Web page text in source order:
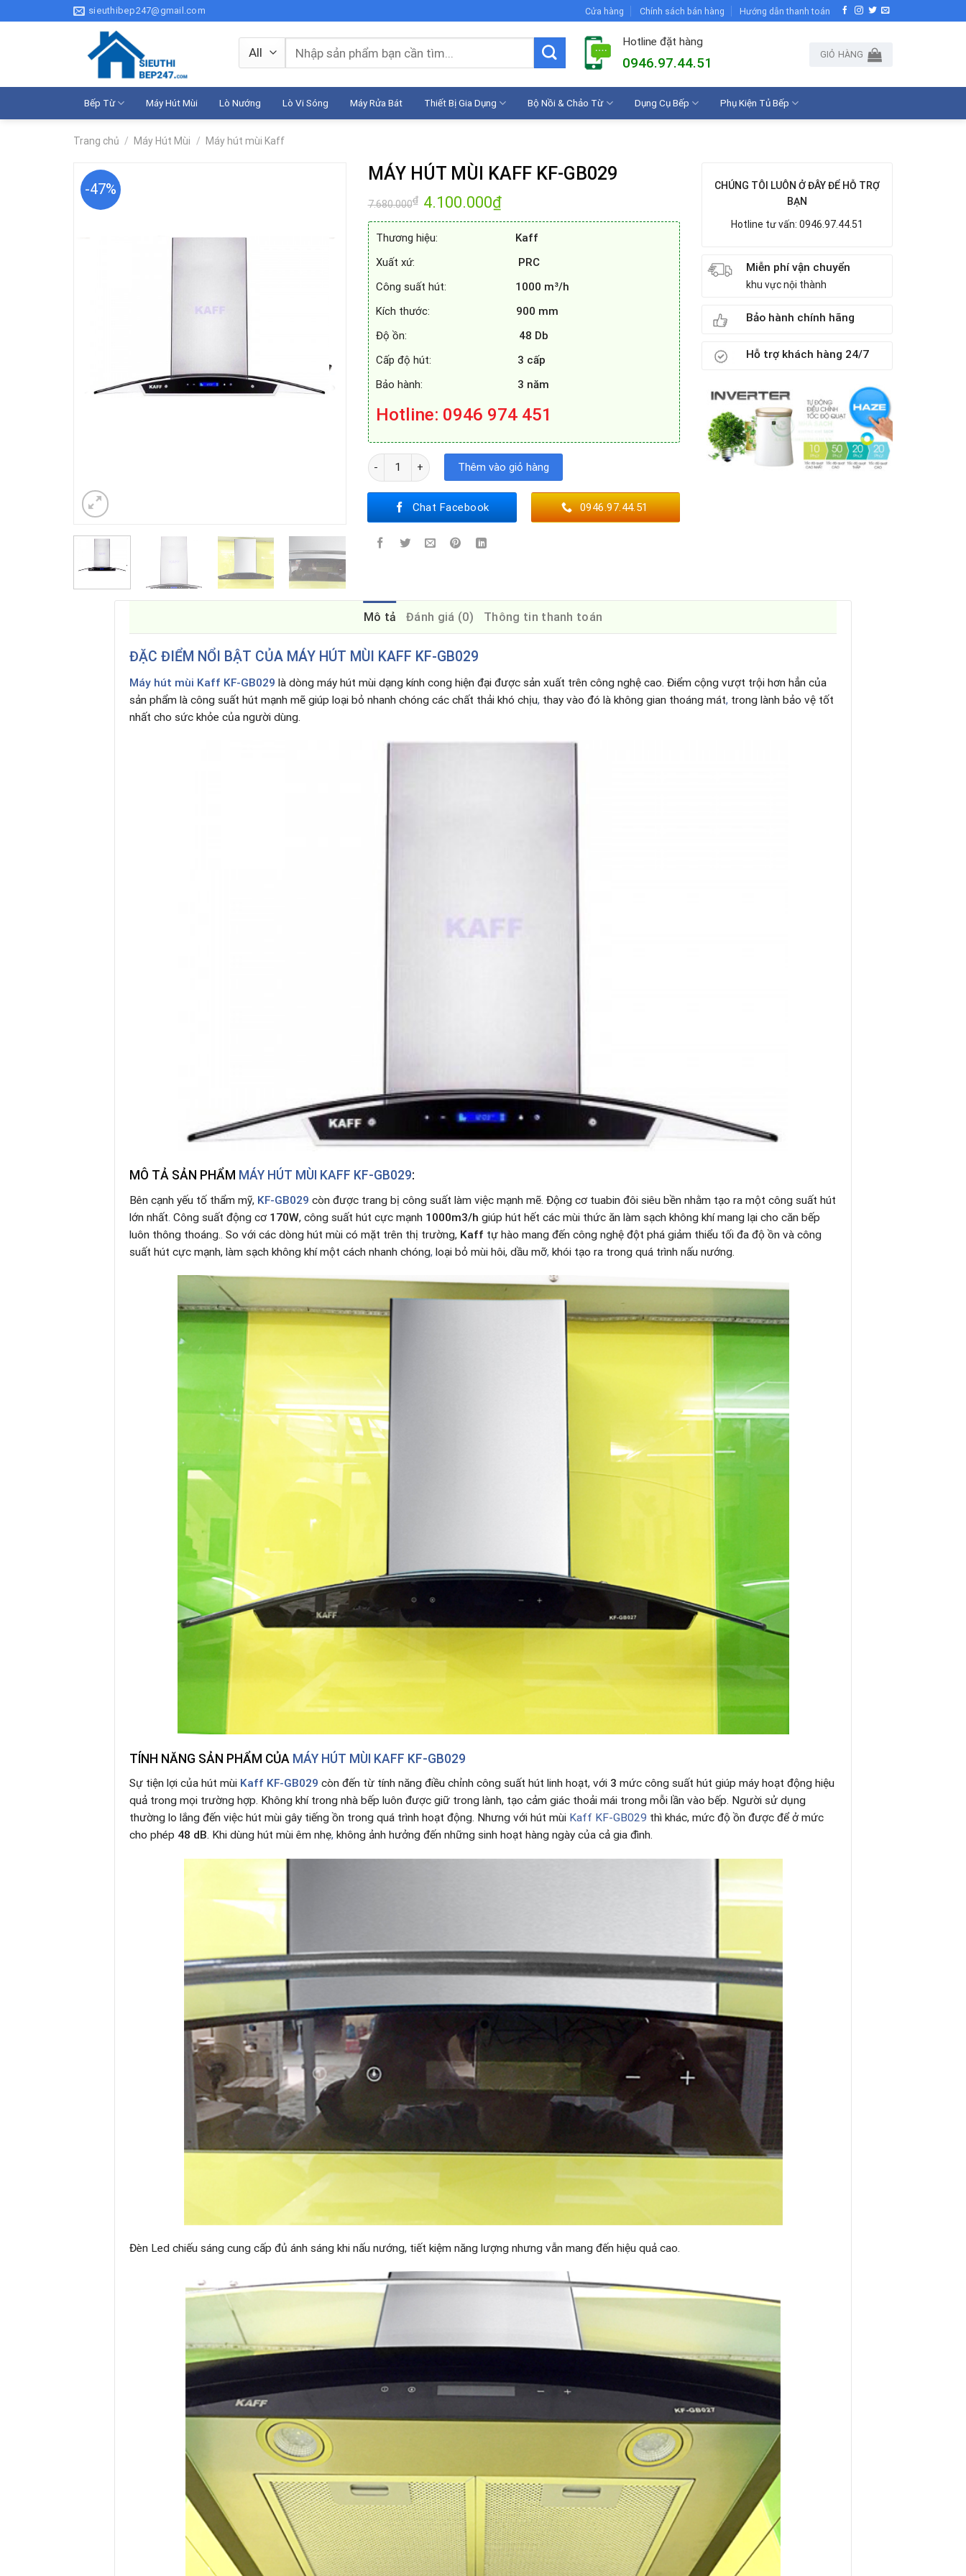
to
sieuthibep247@gmail.com Cửa hàng Chính sách bán hàng Hướng dẫn thanh toán
Tìm
kiếm:
Hotline đặt hàng
0946.97.44.51
GIỎ HÀNG
Bếp Từ Máy Hút Mùi Lò Nướng Lò Vi Sóng Máy Rửa Bát Thiết Bị Gia Dụng Bộ Nồi & Chảo Từ Dụng Cụ Bếp Phụ Kiện Tủ Bếp
Trang chủ / Máy Hút Mùi / Máy hút mùi Kaff
-47%
MÁY HÚT MÙI KAFF KF-GB029
7.680.000₫
Giá
gốc
là:
4.100.000₫Giá
hiện
tại
4.100.000₫.
Thương hiệu: Kaff
Xuất xứ:
PRC
Công suất hút:
1000 m³/h
Kích thước: 900 mm
Độ ồn: 48 Db
Cấp độ hút: 3 cấp
Bảo hành: 3 năm
Hotline: 0946 974 451
MÁY HÚT MÙI KAFF KF-GB029 số lượng
Thêm vào giỏ hàng
Chat Facebook 0946.97.44.51
CHÚNG TÔI LUÔN Ở ĐÂY ĐỂ HỖ TRỢ
BẠN
Hotline tư vấn: 0946.97.44.51
Miễn phí vận chuyển
khu vực nội thành
Bảo hành chính hãng
Hỗ trợ khách hàng 24/7
Mô tả Đánh giá (0) Thông tin thanh toán
ĐẶC ĐIỂM NỔI BẬT CỦA MÁY HÚT MÙI KAFF KF-GB029
Máy hút mùi Kaff KF-GB029 là dòng máy hút mùi dạng kính cong hiện đại được sản xuất trên công nghệ cao. Điểm cộng vượt trội hơn hẳn của
sản phẩm là công suất hút mạnh mẽ giúp loại bỏ nhanh chóng các chất thải khó chịu, thay vào đó là không gian thoáng mát, trong lành bảo vệ tốt
nhất cho sức khỏe của người dùng.
MÔ TẢ SẢN PHẨM MÁY HÚT MÙI KAFF KF-GB029:
Bên cạnh yếu tố thẩm mỹ, KF-GB029 còn được trang bị công suất làm việc mạnh mẽ. Động cơ tuabin đôi siêu bền nhằm tạo ra một công suất hút
lớn nhất. Công suất động cơ 170W, công suất hút cực mạnh 1000m3/h giúp hút hết các mùi thức ăn làm sạch không khí mang lại cho căn bếp
luôn thông thoáng.. So với các dòng hút mùi có mặt trên thị trường, Kaff tự hào mang đến công nghệ đột phá giảm thiểu tối đa độ ồn và công
suất hút cực mạnh, làm sạch không khí một cách nhanh chóng, loại bỏ mùi hôi, dầu mỡ, khói tạo ra trong quá trình nấu nướng.
TÍNH NĂNG SẢN PHẨM CỦA MÁY HÚT MÙI KAFF KF-GB029
Sự tiện lợi của hút mùi Kaff KF-GB029 còn đến từ tính năng điều chỉnh công suất hút linh hoạt, với 3 mức công suất hút giúp máy hoạt động hiệu
quả trong mọi trường hợp. Không khí trong nhà bếp luôn được giữ trong lành, tạo cảm giác thoải mái trong mỗi lần vào bếp. Người sử dụng
thường lo lắng đến việc hút mùi gây tiếng ồn trong quá trình hoạt động. Nhưng với hút mùi Kaff KF-GB029 thì khác, mức độ ồn được để ở mức
cho phép 48 dB. Khi dùng hút mùi êm nhẹ, không ảnh hưởng đến những sinh hoạt hàng ngày của cả gia đình.
Đèn Led chiếu sáng cung cấp đủ ánh sáng khi nấu nướng, tiết kiệm năng lượng nhưng vẫn mang đến hiệu quả cao.